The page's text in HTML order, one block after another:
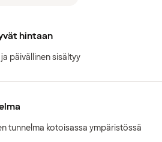
hintaan
päivällinen sisältyy
tunnelma kotoisassa ympäristössä